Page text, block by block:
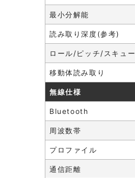
最小分解能
読み取り深度(参考)
ロール/ピッチ/スキュー
移動体読み取り
無線仕様
Bluetooth
周波数帯
プロファイル
通信距離